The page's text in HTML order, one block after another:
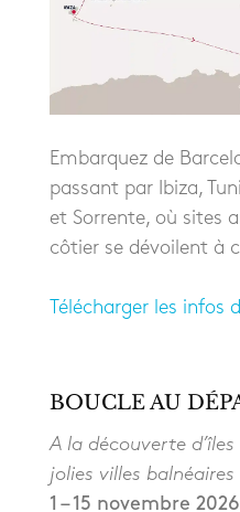
Embarquez de
passant par Ibiza,
et Sorrente, où sites
côtier se dévoilent à
Télécharger les infos
BOUCLE AU
A la découverte
jolies villes balnéaires
1 – 15 novembre 2026